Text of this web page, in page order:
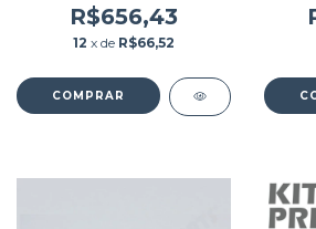
BA10-00023-00
R$656,43
12 x de R$66,52